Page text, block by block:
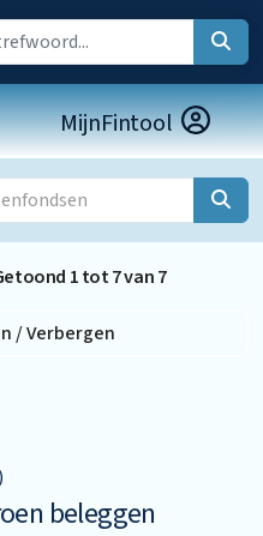
MijnFintool
1tot7van7
/ Verbergen
beleggen